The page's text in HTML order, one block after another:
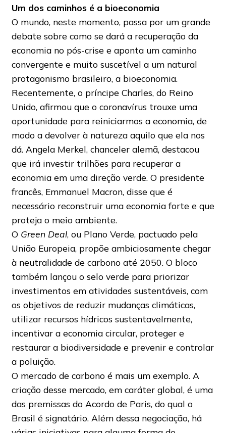
Um dos caminhos é a bioeconomia
O mundo, neste momento, passa por um grande
debate sobre como se dará a recuperação da
economia no pós-crise e aponta um caminho
convergente e muito suscetível a um natural
protagonismo brasileiro, a bioeconomia.
Recentemente, o príncipe Charles, do Reino
Unido, afirmou que o coronavírus trouxe uma
oportunidade para reiniciarmos a economia, de
modo a devolver à natureza aquilo que ela nos
dá. Angela Merkel, chanceler alemã, destacou
que irá investir trilhões para recuperar a
economia em uma direção verde. O presidente
francês, Emmanuel Macron, disse que é
necessário reconstruir uma economia forte e que
proteja o meio ambiente.
O Green Deal, ou Plano Verde, pactuado pela
União Europeia, propõe ambiciosamente chegar
à neutralidade de carbono até 2050. O bloco
também lançou o selo verde para priorizar
investimentos em atividades sustentáveis, com
os objetivos de reduzir mudanças climáticas,
utilizar recursos hídricos sustentavelmente,
incentivar a economia circular, proteger e
restaurar a biodiversidade e prevenir e controlar
a poluição.
O mercado de carbono é mais um exemplo. A
criação desse mercado, em caráter global, é uma
das premissas do Acordo de Paris, do qual o
Brasil é signatário. Além dessa negociação, há